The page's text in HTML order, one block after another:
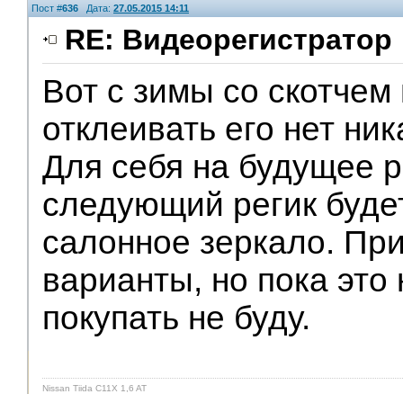
Пост #636 Дата: 27.05.2015 14:11
RE: Видеорегистратор
Вот с зимы со скотчем
отклеивать его нет
Для себя на будущее
следующий регик
салонное зеркало.
варианты, но пока это
покупать не буду.
Nissan Tiida C11X 1,6 AT